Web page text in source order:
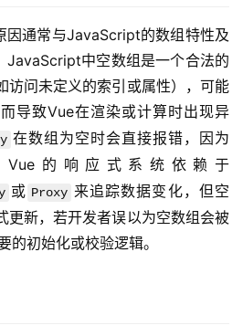
因通常与JavaScript的数组特性及
JavaScript中空数组是一个合法的
访问未定义的索引或属性），可能
导致Vue在渲染或计算时出现异
在数组为空时会直接报错，因为
Vue的响应式系统依赖于
或 Proxy 来追踪数据变化，但空
更新，若开发者误以为空数组会被
的初始化或校验逻辑。